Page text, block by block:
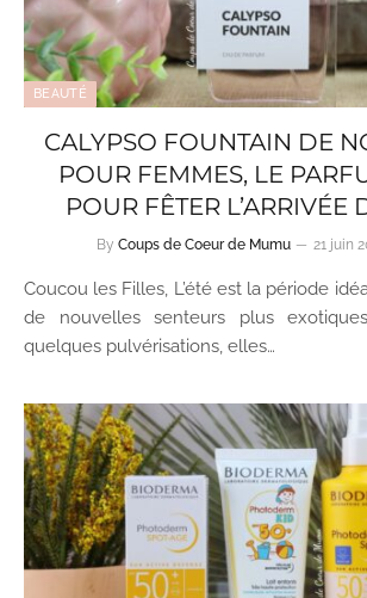
BEAUTÉ
CALYPSO FOUNTAIN DE
POUR FEMMES, LE
POUR FÊTER L’ARRIVÉE
By Coups de Coeur de Mumu 21 juin
Coucou les Filles, L’été est la période
de nouvelles senteurs plus
quelques pulvérisations, elles…